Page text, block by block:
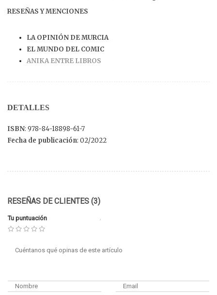
RESEÑAS Y MENCIONES
LA OPINIÓN DE MURCIA
EL MUNDO DEL COMIC
ANIKA ENTRE LIBROS
DETALLES
ISBN: 978-84-18898-61-7
Fecha de publicación: 02/2022
RESEÑAS DE CLIENTES (3)
Tu puntuación